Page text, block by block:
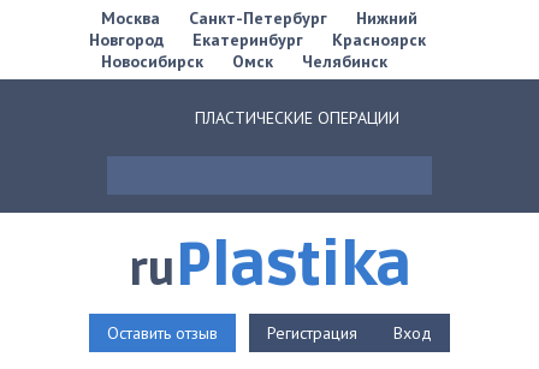
Москва Санкт-Петербург
Нижний
Новгород
Екатеринбург
Красноярск
Новосибирск
Омск Челябинск
ПЛАСТИЧЕСКИЕ ОПЕРАЦИИ
ruPlastika
Оставить отзыв Регистрация Вход